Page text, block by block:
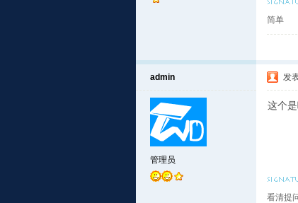
简单
admin
管理员
发
这个
看清提